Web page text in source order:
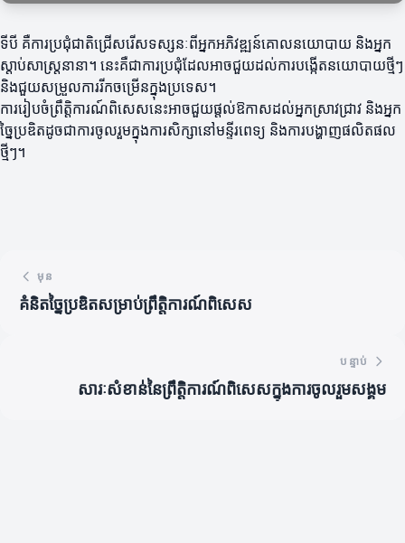
ទីបី គឺការប្រជុំជាតិជ្រើសរើសទស្សនៈពីអ្នកអភិវឌ្ឍន៍គោលនយោបាយ និងអ្នក
ស្តាប់សាស្ត្រនានា។ នេះគឺជាការប្រជុំដែលអាចជួយដល់ការបង្កើតនយោបាយថ្មីៗ
និងជួយសម្រួលការរីកចម្រើនក្នុងប្រទេស។
ការរៀបចំព្រឹត្តិការណ៍ពិសេសនេះអាចជួយផ្តល់ឱកាសដល់អ្នកស្រាវជ្រាវ និងអ្នក
ច្នៃប្រឌិតដូចជាការចូលរួមក្នុងការសិក្សានៅមន្ទីរពេទ្យ និងការបង្ហាញផលិតផល
ថ្មីៗ។
មុន
គំនិតច្នៃប្រឌិតសម្រាប់ព្រឹត្តិការណ៍ពិសេស
បន្ទាប់
សារៈសំខាន់នៃព្រឹត្តិការណ៍ពិសេសក្នុងការចូលរួមសង្គម